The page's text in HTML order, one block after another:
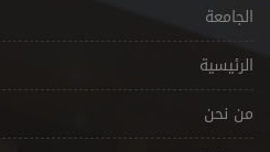
الجامعة
الرئيسية
من نحن